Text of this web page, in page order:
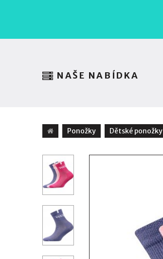
NAŠE NABÍDKA
Ponožky Dětské ponožky